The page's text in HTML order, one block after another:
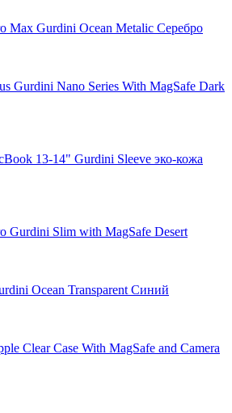
Max Gurdini Ocean Metalic Серебро
Gurdini Nano Series With MagSafe Dark
13-14" Gurdini Sleeve эко-кожа
Gurdini Slim with MagSafe Desert
Ocean Transparent Синий
Clear Case With MagSafe and Camera